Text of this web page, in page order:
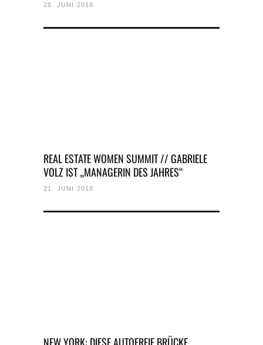
28. JUNI 2018
REAL ESTATE WOMEN SUMMIT // GABRIELE
VOLZ IST „MANAGERIN DES JAHRES“
21. JUNI 2018